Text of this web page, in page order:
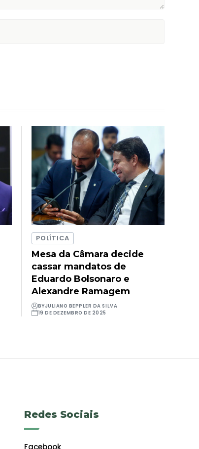
POLÍTICA
Mesa da Câmara decide
cassar mandatos de
Eduardo Bolsonaro e
Alexandre Ramagem
BYJULIANO BEPPLER DA SILVA
19 DE DEZEMBRO DE 2025
Redes Sociais
Facebook